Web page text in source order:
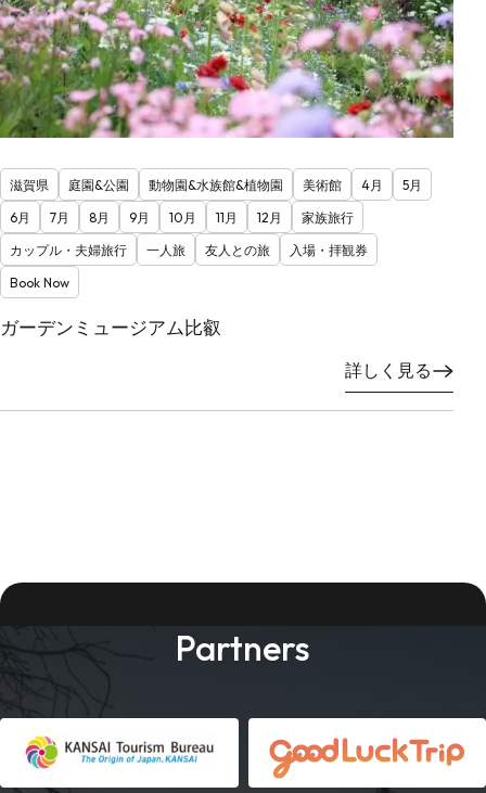
滋賀県 庭園&公園 動物園&水族館&植物園 美術館 4月
5月
6月
7月 8月 9月 10月 11月 12月
家族旅行
カップル・夫婦旅行
一人旅 友人との旅
入場・拝観券
Book Now
ガーデンミュージアム比叡
詳しく見る
Partners